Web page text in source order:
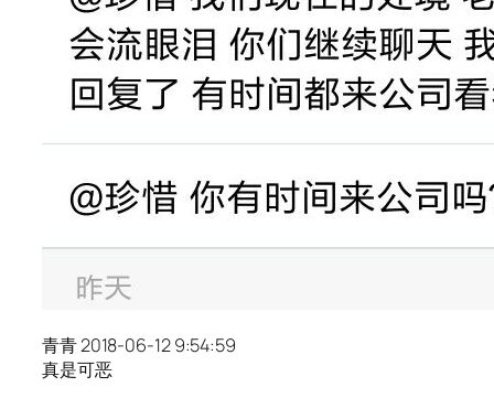
青青 2018-06-12 9:54:59
真是可恶